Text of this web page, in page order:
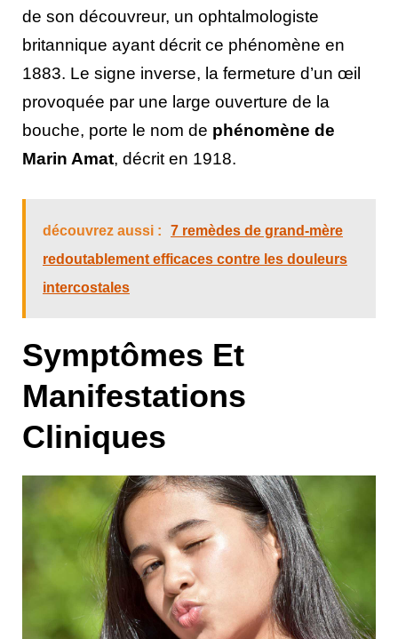
de son découvreur, un ophtalmologiste
britannique ayant décrit ce phénomène en
1883. Le signe inverse, la fermeture d’un œil
provoquée par une large ouverture de la
bouche, porte le nom de phénomène de
Marin Amat, décrit en 1918.
découvrez aussi :
7 remèdes de grand-mère
redoutablement efficaces contre les douleurs
intercostales
Symptômes Et
Manifestations
Cliniques